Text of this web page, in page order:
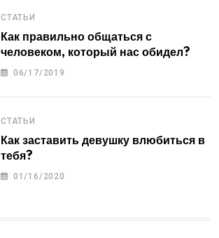
СТАТЬИ
Как правильно общаться с
человеком, который нас обидел?
06/17/2019
СТАТЬИ
Как заставить девушку влюбиться в
тебя?
01/16/2020